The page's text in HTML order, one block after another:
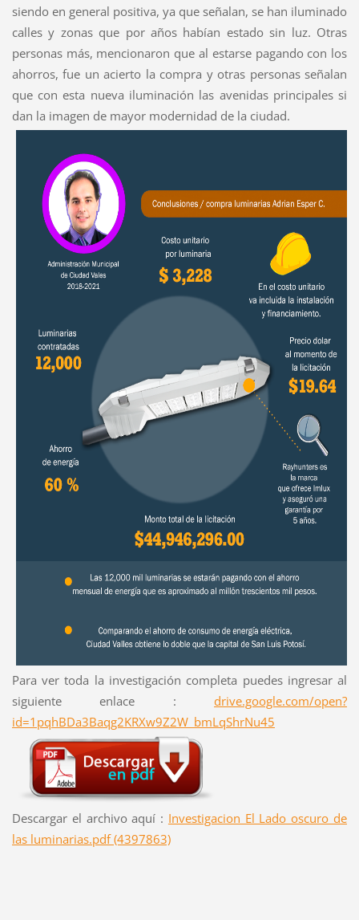
siendo en general positiva, ya que señalan, se han iluminado
calles y zonas que por años habían estado sin luz. Otras
personas más, mencionaron que al estarse pagando con los
ahorros, fue un acierto la compra y otras personas señalan
que con esta nueva iluminación las avenidas principales si
dan la imagen de mayor modernidad de la ciudad.
Para ver toda la investigación completa puedes ingresar al
siguiente enlace :drive.google.com/open?
id=1pqhBDa3Baqg2KRXw9Z2W_bmLqShrNu45
Descargar el archivo aquí : Investigacion El Lado oscuro de
las luminarias.pdf (4397863)